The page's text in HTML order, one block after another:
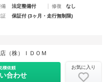
備
法定整備付 修復
なし
証
保証付 (3ヶ月・走行無制限)
（株）ＩＤＯＭ
積依頼
合わせ
お気に入り